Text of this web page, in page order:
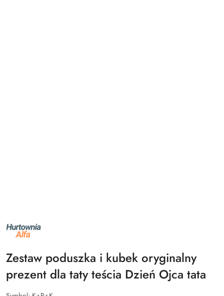
NAZWA
PRODUCENTA:
ALFA
Zestaw poduszka i kubek oryginalny
prezent dla taty teścia Dzień Ojca tata